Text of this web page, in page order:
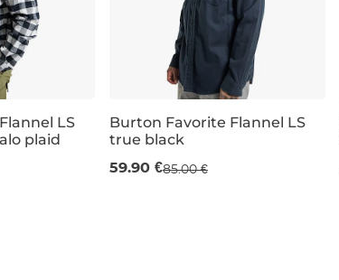
LS
plaid
Výpredaj -30 %
Burton Favorite Flannel LS
true black
59.90 €85.00 €